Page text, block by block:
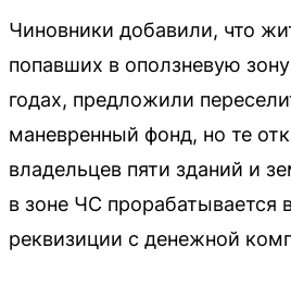
Чиновники добавили, что
попавших в оползневую
годах, предложили
маневренный фонд, но те
владельцев пяти зданий и
в зоне ЧС прорабатывается
реквизиции с денежной